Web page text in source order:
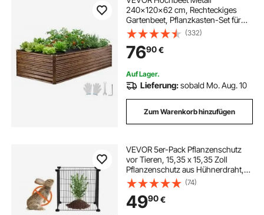
240x120x62 cm, Rechteckiges
Gartenbeet, Pflanzkasten-Set für
Außenbereich, Gemüsebeet mit
Handschuhen, Blumenbeet,
Pflanzbeet, Pflanzkübel, Frühbeet
für Blumen & Gemüse
(332)
7690€
Auf Lager.
Lieferung:sobald Mo. Aug. 10
Zum Warenkorb hinzufügen
VEVOR 5er-Pack Pflanzenschutz
vor Tieren, 15,35 x 15,35 Zoll
Pflanzenschutz aus Hühnerdraht,
Pflanzenkäfige für Pflanzen im
Freien, Blumen und Gemüse, hält
Hasen, Hühner und Eichhörnchen
fern, 20-teiliges Metallgeflecht
(74)
4990€